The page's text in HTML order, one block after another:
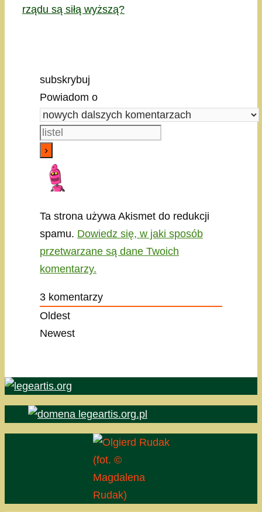
rządu są siłą wyższą?
subskrybuj
Powiadom o
Ta strona używa Akismet do redukcji
spamu. Dowiedz się, w jaki sposób
przetwarzane są dane Twoich
komentarzy.
3 komentarzy
Oldest
Newest
(fot. ©
Magdalena
Rudak)